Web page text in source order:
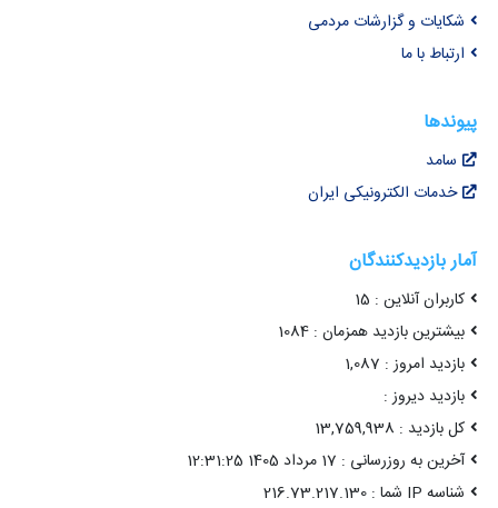
شکایات و گزارشات مردمی
ارتباط با ما
پیوندها
سامد
خدمات الکترونیکی ایران
آمار بازدیدکنندگان
کاربران آنلاین : 15
بیشترین بازدید همزمان : 1084
بازدید امروز : 1,087
بازدید دیروز :
کل بازدید : 13,759,938
آخرین به روزرسانی : 17 مرداد 1405 12:31:25
شناسه IP شما : 216.73.217.130